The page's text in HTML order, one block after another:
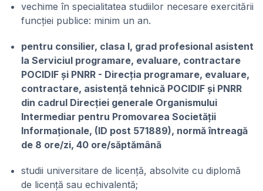
vechime în specialitatea studiilor necesare exercitării
funcției publice: minim un an.
pentru consilier, clasa I, grad profesional asistent
la Serviciul programare, evaluare, contractare
POCIDIF și PNRR - Direcția programare, evaluare,
contractare, asistență tehnică POCIDIF și PNRR
din cadrul Direcției generale Organismului
Intermediar pentru Promovarea Societății
Informaționale, (ID post 571889), normă întreagă
de 8 ore/zi, 40 ore/săptămână
studii universitare de licență, absolvite cu diplomă
de licență sau echivalentă;